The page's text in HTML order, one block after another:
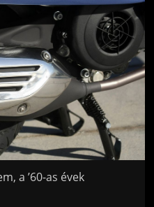
a ’60-as évek